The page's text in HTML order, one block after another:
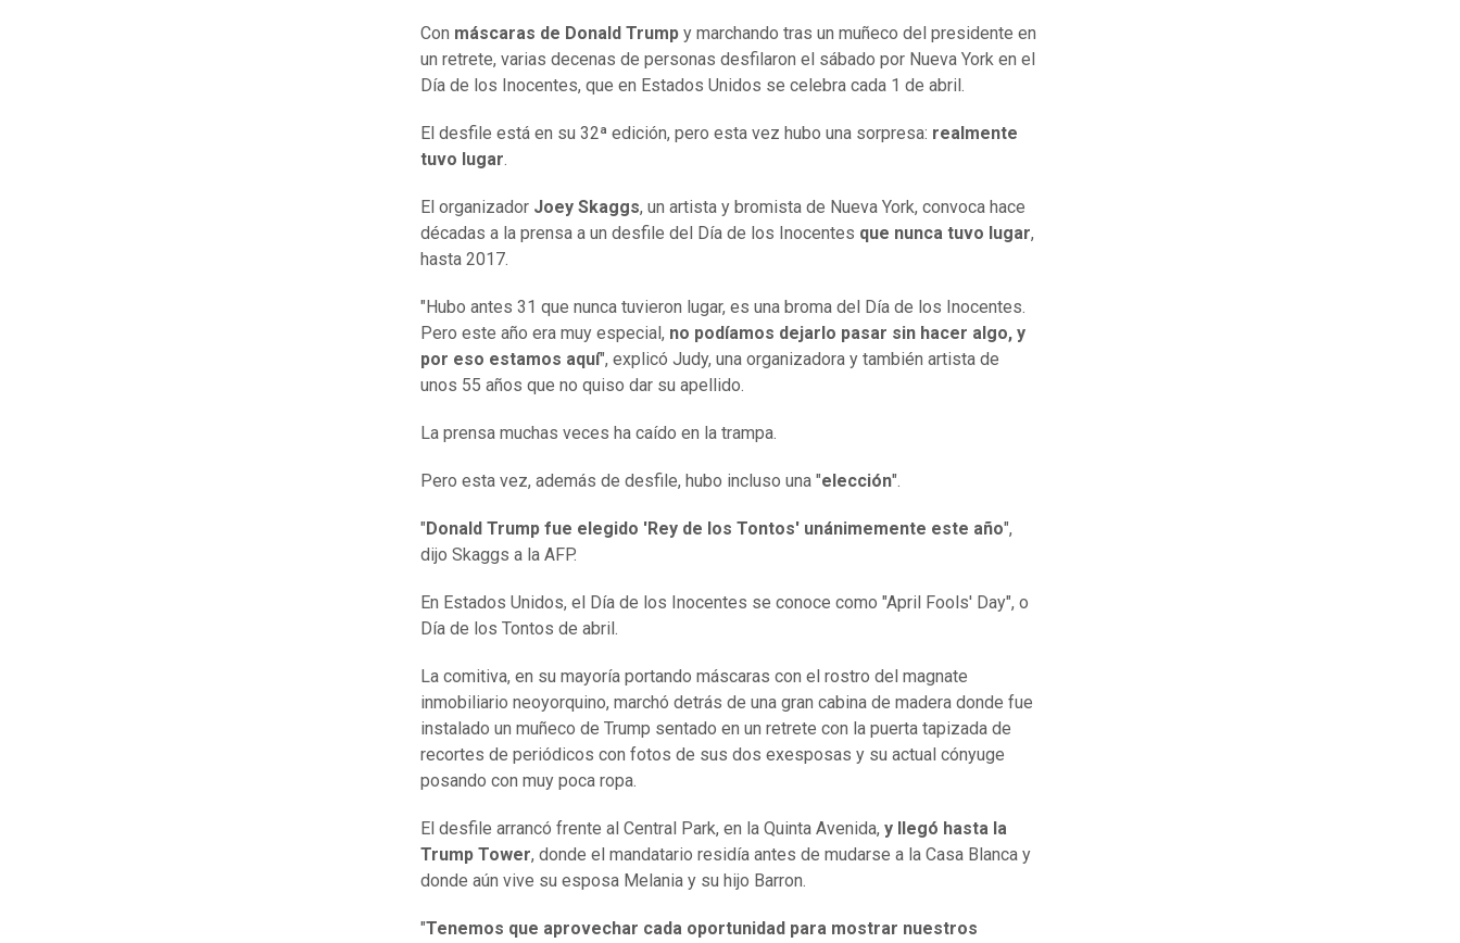
Con máscaras de Donald Trump y marchando tras un muñeco del presidente en
un retrete, varias decenas de personas desfilaron el sábado por Nueva York en el
Día de los Inocentes, que en Estados Unidos se celebra cada 1 de abril.
El desfile está en su 32ª edición, pero esta vez hubo una sorpresa: realmente
tuvo lugar.
El organizador Joey Skaggs, un artista y bromista de Nueva York, convoca hace
décadas a la prensa a un desfile del Día de los Inocentes que nunca tuvo lugar,
hasta 2017.
"Hubo antes 31 que nunca tuvieron lugar, es una broma del Día de los Inocentes.
Pero este año era muy especial, no podíamos dejarlo pasar sin hacer algo, y
por eso estamos aquí", explicó Judy, una organizadora y también artista de
unos 55 años que no quiso dar su apellido.
La prensa muchas veces ha caído en la trampa.
Pero esta vez, además de desfile, hubo incluso una "elección".
" Donald Trump fue elegido 'Rey de los Tontos' unánimemente este año",
dijo Skaggs a la AFP.
En Estados Unidos, el Día de los Inocentes se conoce como "April Fools' Day", o
Día de los Tontos de abril.
La comitiva, en su mayoría portando máscaras con el rostro del magnate
inmobiliario neoyorquino, marchó detrás de una gran cabina de madera donde fue
instalado un muñeco de Trump sentado en un retrete con la puerta tapizada de
recortes de periódicos con fotos de sus dos exesposas y su actual cónyuge
posando con muy poca ropa.
El desfile arrancó frente al Central Park, en la Quinta Avenida, y llegó hasta la
Trump Tower, donde el mandatario residía antes de mudarse a la Casa Blanca y
donde aún vive su esposa Melania y su hijo Barron.
"Tenemos que aprovechar cada oportunidad para mostrar nuestros